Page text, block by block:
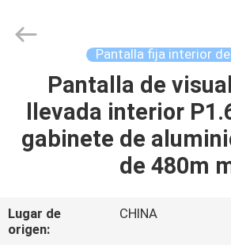
HOGAR
PRODUCTOS
SHOW
Display
Reserved.
Pantalla fija interior
Pantalla de
llevada interior
gabinete de
de 480m
Lugar de
origen:
CHINA